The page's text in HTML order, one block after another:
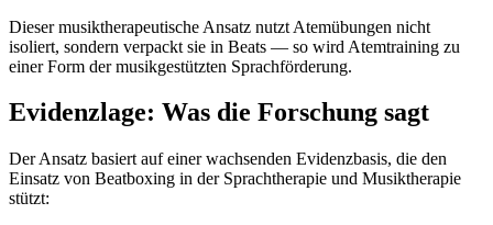
Dieser musiktherapeutische Ansatz nutzt Atemübungen nicht
isoliert, sondern verpackt sie in Beats — so wird Atemtraining zu
einer Form der musikgestützten Sprachförderung.
Evidenzlage: Was die Forschung sagt
Der Ansatz basiert auf einer wachsenden Evidenzbasis, die den
Einsatz von Beatboxing in der Sprachtherapie und Musiktherapie
stützt: